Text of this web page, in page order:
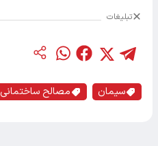
تبلیغات
سیمان مصالح ساختمانی